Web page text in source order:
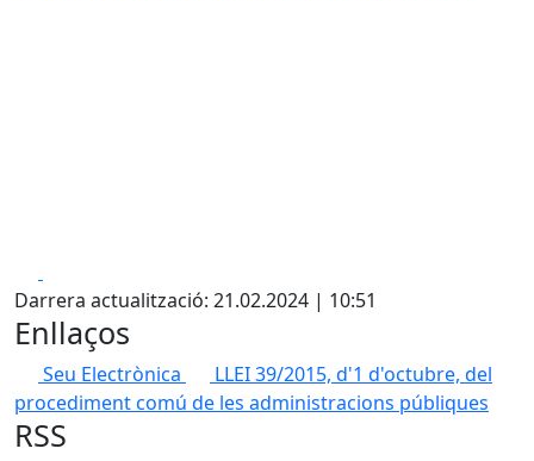
Darrera actualització: 21.02.2024 | 10:51
Enllaços
Seu Electrònica
LLEI 39/2015, d'1 d'octubre, del
procediment comú de les administracions públiques
RSS